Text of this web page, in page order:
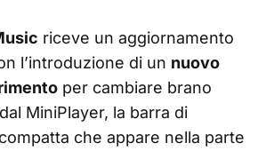
riceve un aggiornamento
l’introduzione di un nuovo
per cambiare brano
MiniPlayer, la barra di
che appare nella parte